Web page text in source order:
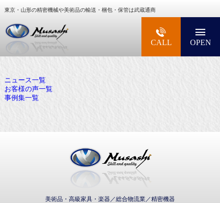
東京・山形の精密機械や美術品の輸送・梱包・保管は武蔵通商
大型精密機械・美術品・高級楽器の梱包・輸送
CALL OPEN
ニュース一覧
お客様の声一覧
事例集一覧
美術品・高級家具・楽器／総合物流業／精密機器